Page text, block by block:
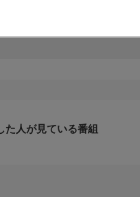
来の美をちりばめ、時にクラ
／出演：明日海りお、花乃ま
た人が見ている番組